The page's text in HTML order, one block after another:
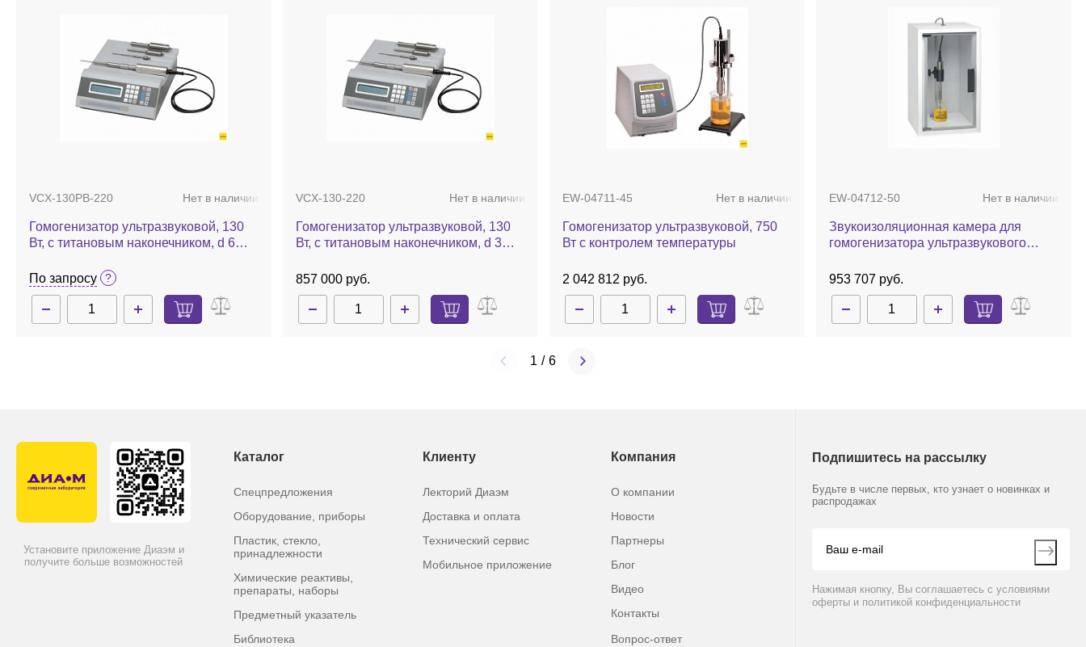
VCX-130PB-220 Нет в наличии
Гомогенизатор ультразвуковой, 130
Вт, с титановым наконечником, d 6
генератором, VCX 130 PB
По запросу
VCX-130-220 Нет в наличии
Гомогенизатор ультразвуковой, 130
Вт, с титановым наконечником, d 3
857 000 руб.
EW-04711-45 Нет в наличии
Гомогенизатор ультразвуковой, 750
Вт с контролем температуры
2 042 812 руб.
EW-04712-50 Нет в наличии
Звукоизоляционная камера для
гомогенизатора ультразвукового
953 707 руб.
1 / 6
Установите приложение Диаэм и
получите больше возможностей
Каталог
Спецпредложения
Оборудование, приборы
Пластик, стекло,
принадлежности
Химические реактивы,
препараты, наборы
Предметный указатель
Библиотека
Клиенту
Лекторий Диаэм
Доставка и оплата
Технический сервис
Мобильное приложение
Компания
О компании
Новости
Партнеры
Блог
Видео
Контакты
Вопрос-ответ
Подпишитесь на рассылку
Будьте в числе первых, кто узнает о новинках и
распродажах
Нажимая кнопку, Вы соглашаетесь с условиями
оферты и политикой конфиденциальности